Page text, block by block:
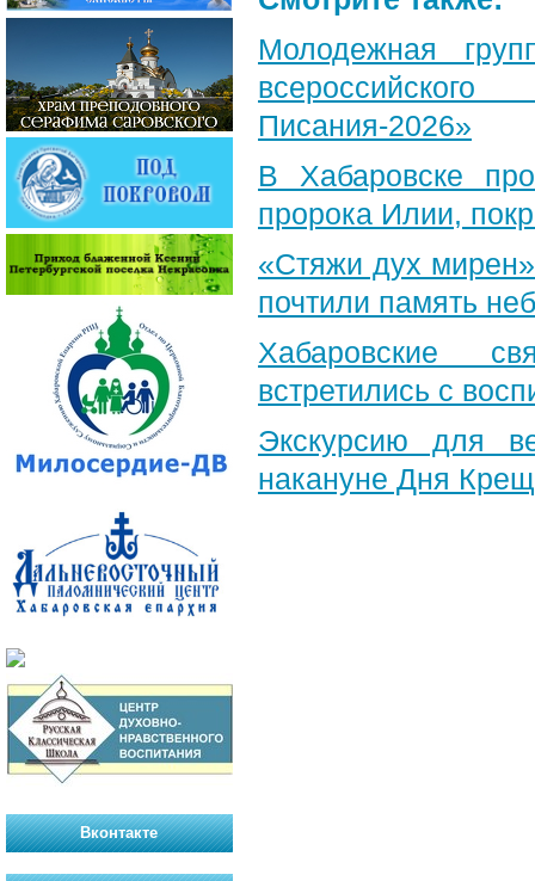
Молодежная
Писания-2026»
В Хабаровске
пророка Илии,
«Стяжи дух
почтили память
Хабаровские
встретились с
Экскурсию для
накануне Дня
Вконтакте